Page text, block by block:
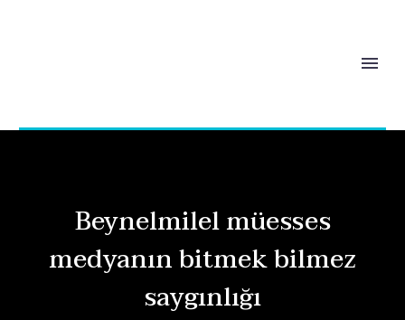
Beynelmilel müesses
medyanın bitmek bilmez
saygınlığı